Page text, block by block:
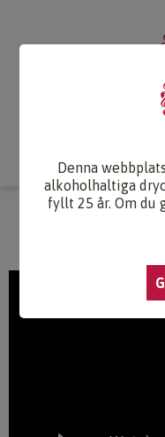
Denna
alkoholhaltiga
fyllt 25 år. Om du